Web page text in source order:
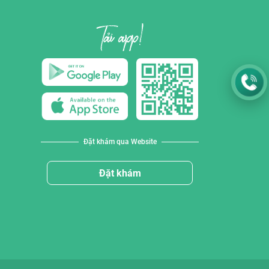
Đặt khám qua Website
Đặt khám